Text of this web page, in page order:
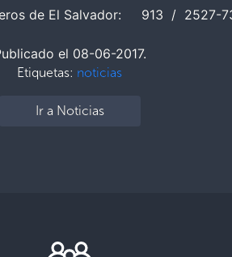
de El Salvador: 913 / 2527-
el 08-06-2017.
Etiquetas: noticias
Ir a Noticias